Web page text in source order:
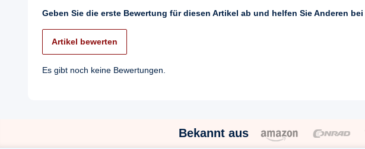
Geben Sie die erste Bewertung für diesen Artikel ab und helfen Sie Anderen
Artikel bewerten
Es gibt noch keine Bewertungen.
Bekannt aus